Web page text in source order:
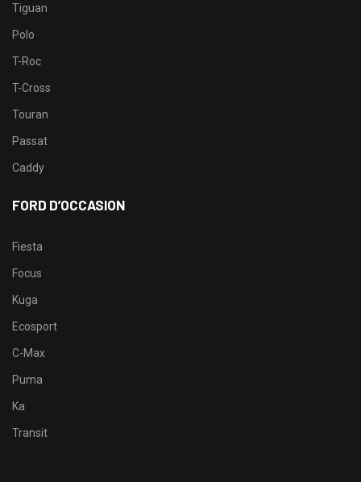
Tiguan
Polo
T-Roc
T-Cross
Touran
Passat
Caddy
FORD D’OCCASION
Fiesta
Focus
Kuga
Ecosport
C-Max
Puma
Ka
Transit